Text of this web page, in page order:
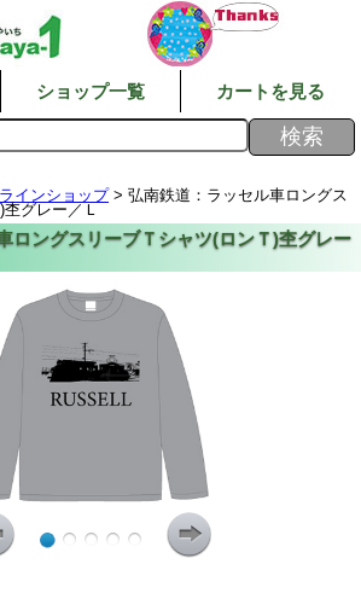
ショップ一覧 カートを見る
インショップ> 弘南鉄道：ラッセル車ロングス
グレー／Ｌ